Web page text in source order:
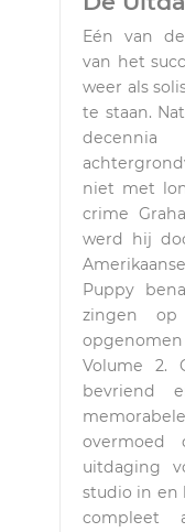
Eén van
van het
weer als
te staan.
niet met
crime
werd hij
Puppy
zingen
Volume 2.
bevriend
uitdaging
studio in en
compleet